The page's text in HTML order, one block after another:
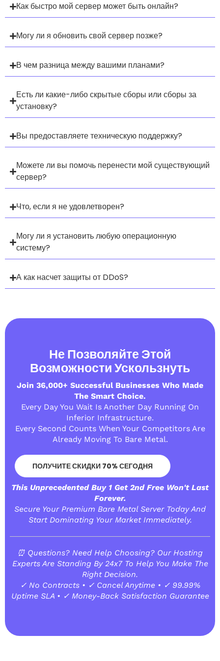
Как быстро мой сервер может быть онлайн?
Могу ли я обновить свой сервер позже?
В чем разница между вашими планами?
Есть ли какие-либо скрытые сборы или сборы за
установку?
Вы предоставляете техническую поддержку?
Можете ли вы помочь перенести мой существующий
сервер?
Что, если я не удовлетворен?
Могу ли я установить любую операционную
систему?
А как насчет защиты от DDoS?
Не Позволяйте Этой
Возможности Ускользнуть
Join 36,000+ Successful Businesses Who Made
The Smart Choice.
Every Day You Wait Is Another Day Running On
Inferior Infrastructure.
Every Second Counts When Your Competitors Are
Already Moving To Bare Metal.
ПОЛУЧИТЕ СКИДКИ 70% СЕГОДНЯ
This Unprecedented Buy 1 Get 2nd Free Won't Last
Forever.
Secure Your Premium Bare Metal Server Today And
Start Dominating Your Market Immediately.
⏰ Questions? Need Help Choosing? Our Hosting
Experts Are Standing By 24x7 To Help You Make The
Right Decision.
✓ No Contracts • ✓ Cancel Anytime • ✓ 99.99%
Uptime SLA • ✓ Money-Back Satisfaction Guarantee